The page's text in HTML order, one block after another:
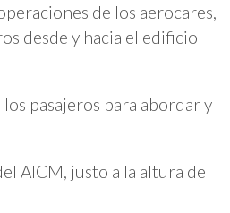
de los aerocares,
desde y hacia el edificio
pasajeros para abordar y
AICM, justo a la altura de